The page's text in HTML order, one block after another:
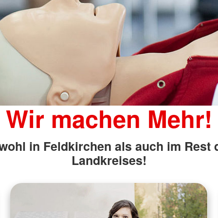
Wir machen Mehr!
in Feldkirchen als auch im Rest
Landkreises!